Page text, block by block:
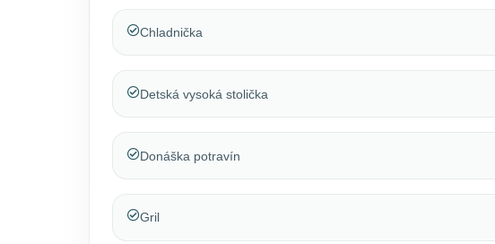
Chladnička
Detská vysoká stolička
Donáška potravín
Gril